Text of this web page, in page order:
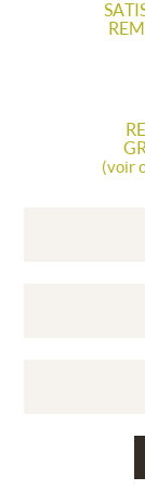
(voir